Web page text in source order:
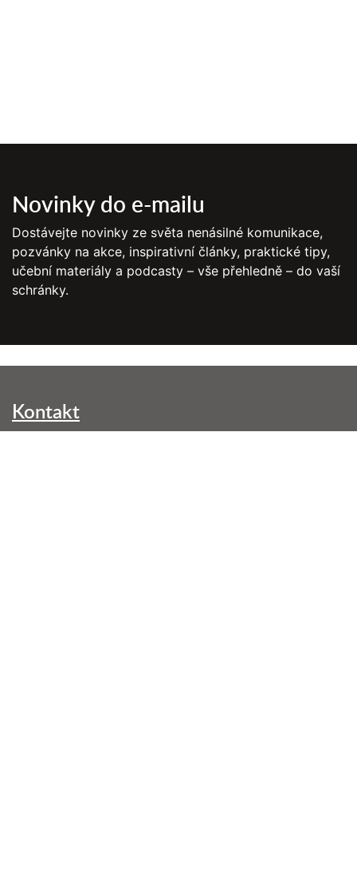
Novinky do e-mailu
Dostávejte novinky ze světa nenásilné komunikace,
pozvánky na akce, inspirativní články, praktické tipy,
učební materiály a podcasty – vše přehledně – do vaší
schránky.
Kontakt
NVC Brno, z. s.